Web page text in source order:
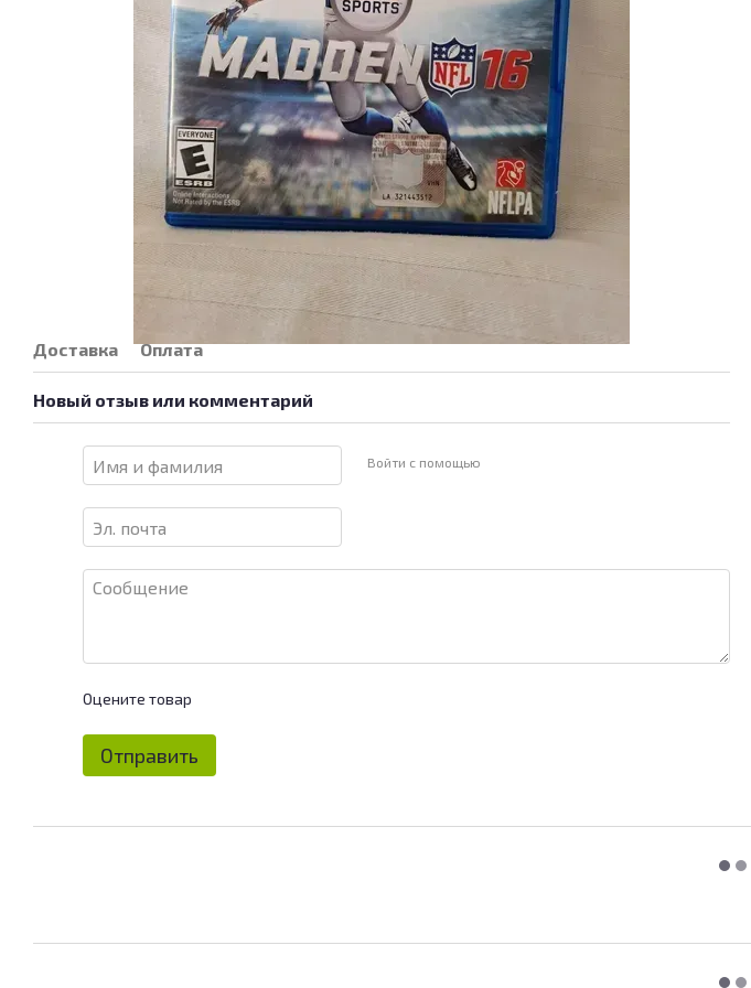
Доставка Оплата
Новый отзыв или комментарий
Войти с помощью
Оцените товар
Отправить